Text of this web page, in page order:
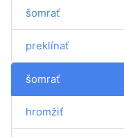
šomrať
preklínať
šomrať
hromžiť